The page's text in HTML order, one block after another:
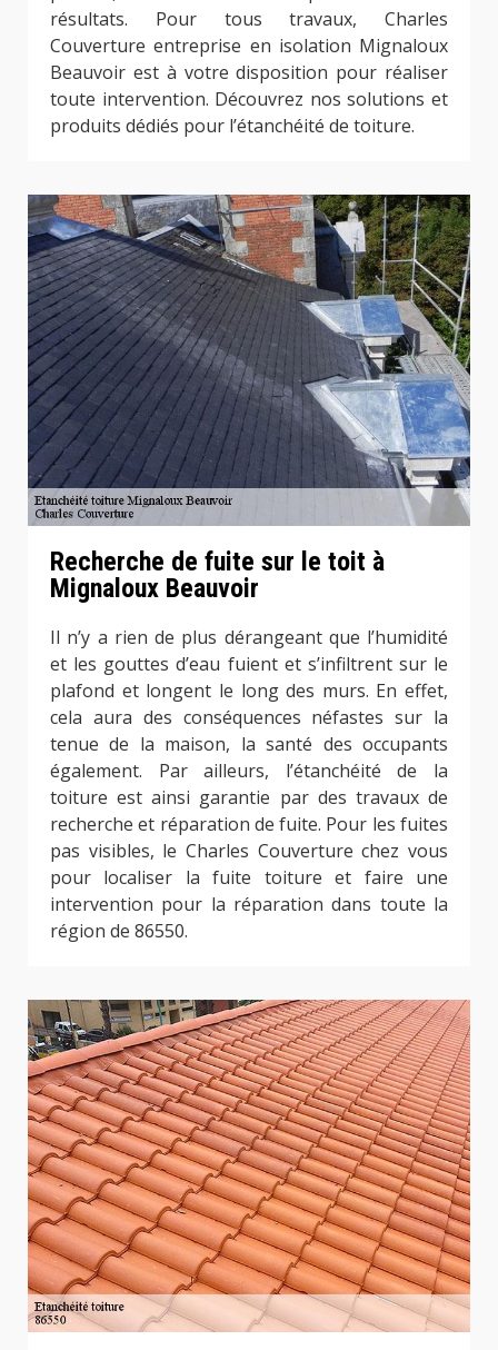
résultats. Pour tous travaux, Charles
Couverture entreprise en isolation Mignaloux
Beauvoir est à votre disposition pour réaliser
toute intervention. Découvrez nos solutions et
produits dédiés pour l’étanchéité de toiture.
Recherche de fuite sur le toit à
Mignaloux Beauvoir
Il n’y a rien de plus dérangeant que l’humidité
et les gouttes d’eau fuient et s’infiltrent sur le
plafond et longent le long des murs. En effet,
cela aura des conséquences néfastes sur la
tenue de la maison, la santé des occupants
également. Par ailleurs, l’étanchéité de la
toiture est ainsi garantie par des travaux de
recherche et réparation de fuite. Pour les fuites
pas visibles, le Charles Couverture chez vous
pour localiser la fuite toiture et faire une
intervention pour la réparation dans toute la
région de 86550.